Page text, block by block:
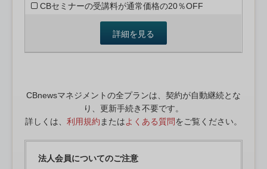
CBセミナーの受講料が通常価格の20％OFF
詳細を見る
CBnewsマネジメントの全プランは、契約が自動継続とな
り、更新手続き不要です。
詳しくは、 利用規約 またはよくある質問をご覧ください。
法人会員についてのご注意